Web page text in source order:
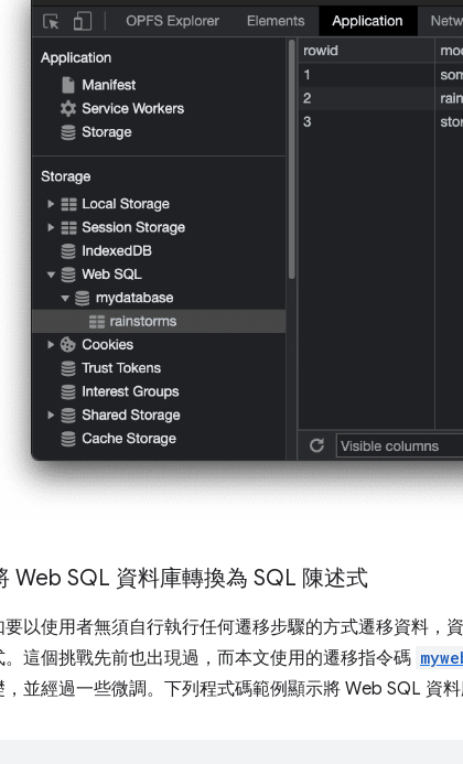
Web SQL 資料庫轉換為 SQL 陳述式
要以使用者無須自行執行任何遷移步驟的方式遷移資料，
。這個挑戰先前也出現過，而本文使用的遷移指令碼
，並經過一些微調。下列程式碼範例顯示將 Web SQL 資